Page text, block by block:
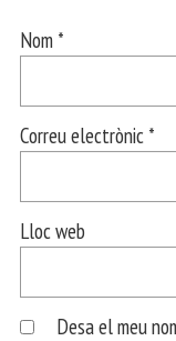
Nom *
Correu electrònic *
Lloc web
Desa el meu